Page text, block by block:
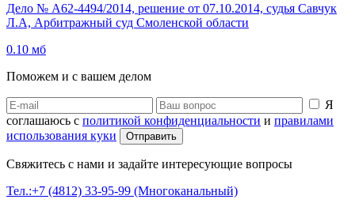
Дело № А62-4494/2014, решение от 07.10.2014, судья Савчук
Л.А, Арбитражный суд Смоленской области
0.10 мб
Поможем и с вашем делом
Я
соглашаюсь с политикой конфиденциальности и правилами
использования куки
Свяжитесь с нами и задайте интересующие вопросы
Тел.:+7 (4812) 33-95-99 (Многоканальный)